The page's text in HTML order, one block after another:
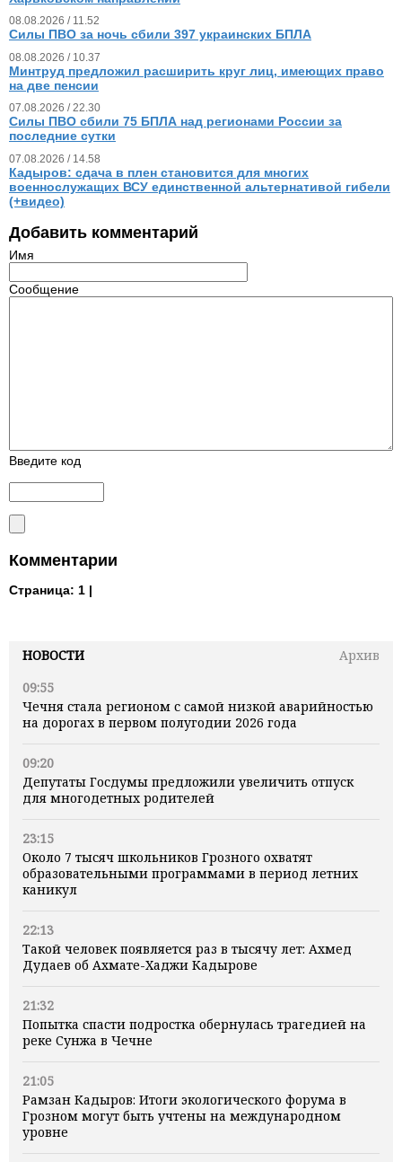
НОВОСТИ
Архив
09:55
Чечня стала регионом с самой низкой аварийностью
на дорогах в первом полугодии 2026 года
09:20
Депутаты Госдумы предложили увеличить отпуск
для многодетных родителей
23:15
Около 7 тысяч школьников Грозного охватят
образовательными программами в период летних
каникул
22:13
Такой человек появляется раз в тысячу лет: Ахмед
Дудаев об Ахмате-Хаджи Кадырове
21:32
Попытка спасти подростка обернулась трагедией на
реке Сунжа в Чечне
21:05
Рамзан Кадыров: Итоги экологического форума в
Грозном могут быть учтены на международном
уровне
08.08.2026 / 11.52
Силы ПВО за ночь сбили 397 украинских БПЛА
08.08.2026 / 10.37
Минтруд предложил расширить круг лиц, имеющих право
на две пенсии
07.08.2026 / 22.30
Силы ПВО сбили 75 БПЛА над регионами России за
последние сутки
07.08.2026 / 14.58
Кадыров: сдача в плен становится для многих
военнослужащих ВСУ единственной альтернативой гибели
(+видео)
Добавить комментарий
Имя
Сообщение
Введите код
Комментарии
Страница: 1 |